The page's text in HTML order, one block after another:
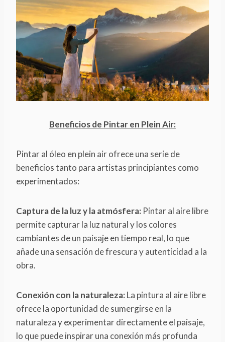
Beneficios de Pintar en Plein Air:
Pintar al óleo en plein air ofrece una serie de
beneficios tanto para artistas principiantes como
experimentados:
Captura de la luz y la atmósfera: Pintar al aire libre
permite capturar la luz natural y los colores
cambiantes de un paisaje en tiempo real, lo que
añade una sensación de frescura y autenticidad a la
obra.
Conexión con la naturaleza: La pintura al aire libre
ofrece la oportunidad de sumergirse en la
naturaleza y experimentar directamente el paisaje,
lo que puede inspirar una conexión más profunda